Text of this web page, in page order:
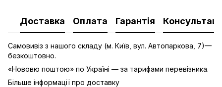
Доставка Оплата Гарантія
Самовивіз з нашого складу (м. Київ, вул. Автопаркова, 7)—
безкоштовно.
«Нововю поштою» по Україні — за тарифами перевізника.
Більше інформації про доставку